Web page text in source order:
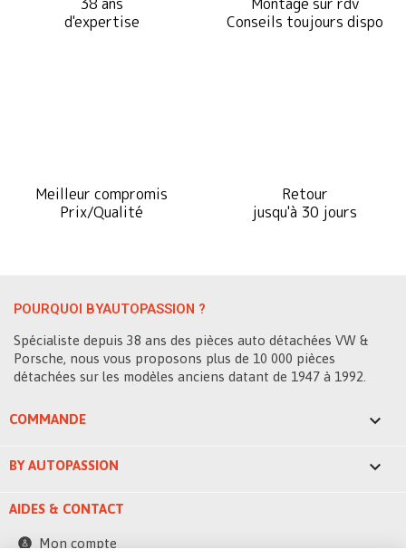
d'expertise
Conseils toujours dispo
Meilleur compromis
Prix/Qualité
Retour
jusqu'à 30 jours
POURQUOI BYAUTOPASSION ?
Spécialiste depuis 38 ans des pièces auto détachées VW &
Porsche, nous vous proposons plus de 10 000 pièces
détachées sur les modèles anciens datant de 1947 à 1992.
COMMANDE 
BY AUTOPASSION 
AIDES & CONTACT
Mon compte